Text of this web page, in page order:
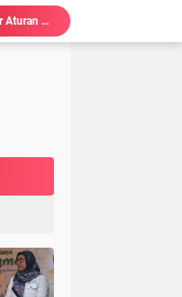
Ketum LSM Pucuk Bukit Nusantara Akan Laporkan Kepsek Yang Langgar Aturan Menteri ke APH , Terkait Dana Revitalisasi Sekolah